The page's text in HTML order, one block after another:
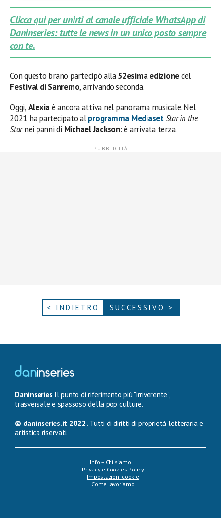
Clicca qui per unirti al canale ufficiale WhatsApp di
Daninseries: tutte le news in un unico posto sempre
con te.
Con questo brano partecipò alla52esima edizionedel
Festival di Sanremo, arrivando seconda.
Oggi,Alexiaè ancora attiva nel panorama musicale. Nel
2021 ha partecipato alprogramma MediasetStar in the
Starnei panni di Michael Jackson: è arrivata terza.
< INDIETRO SUCCESSIVO >
Daninseries Il punto di riferimento più "irriverente",
trasversale e spassoso della pop culture.
© daninseries.it 2022. Tutti di diritti di proprietà letteraria e
artistica riservati.
Info – Chi siamo
Privacy e Cookies Policy
Impostazioni cookie
Come lavoriamo